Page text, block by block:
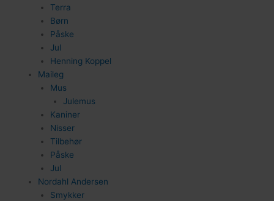
134
Terra
Børn
Påske
Jul
Henning Koppel
Maileg
Mus
Julemus
Kaniner
Nisser
Tilbehør
Påske
Jul
Nordahl Andersen
Smykker